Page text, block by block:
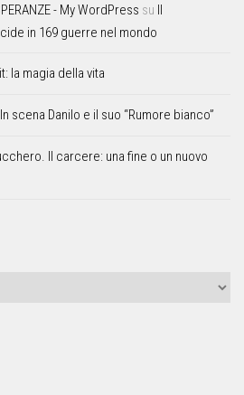
- My WordPress su Il
in 169 guerre nel mondo
la magia della vita
In scena Danilo e il suo “Rumore bianco”
Il carcere: una fine o un nuovo